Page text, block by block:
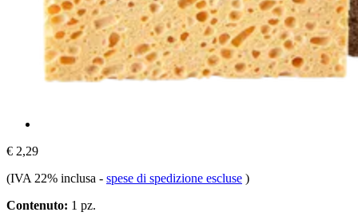
€ 2,29
(IVA 22% inclusa - spese di spedizione escluse )
Contenuto: 1 pz.